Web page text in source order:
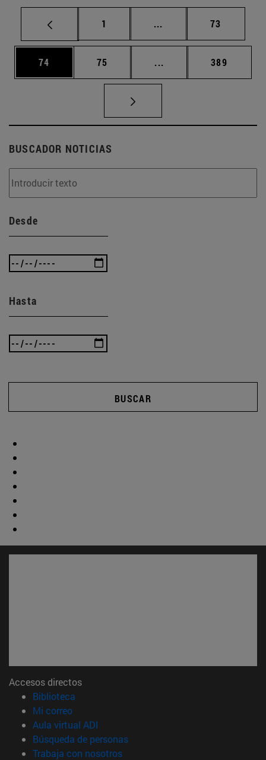
Página
1 ... Páginas intermedias
Página
73
Página
74 Página
75 ... Páginas intermedias
Página
389
BUSCADOR NOTICIAS
Desde
Hasta
BUSCAR
Accesos directos
Biblioteca
Mi correo(abre en nueva ventana)
Aula virtual ADI
Búsqueda de personas(abre en nueva ventana)
Trabaja con nosotros(abre en nueva ventana)